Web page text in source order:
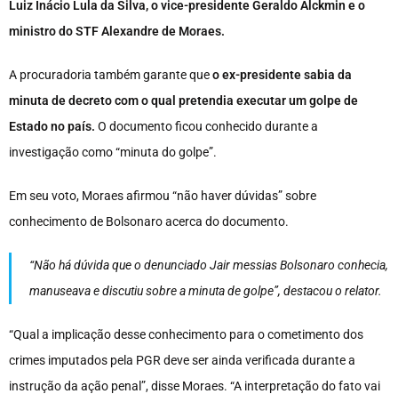
Luiz Inácio Lula da Silva, o vice-presidente Geraldo Alckmin e o
ministro do STF Alexandre de Moraes.
A procuradoria também garante queo ex-presidente sabia da
minuta de decreto com o qual pretendia executar um golpe de
Estado no país. O documento ficou conhecido durante a
investigação como “minuta do golpe”.
Em seu voto, Moraes afirmou “não haver dúvidas” sobre
conhecimento de Bolsonaro acerca do documento.
“Não há dúvida que o denunciado Jair messias Bolsonaro conhecia,
manuseava e discutiu sobre a minuta de golpe”, destacou o relator.
“Qual a implicação desse conhecimento para o cometimento dos
crimes imputados pela PGR deve ser ainda verificada durante a
instrução da ação penal”, disse Moraes. “A interpretação do fato vai